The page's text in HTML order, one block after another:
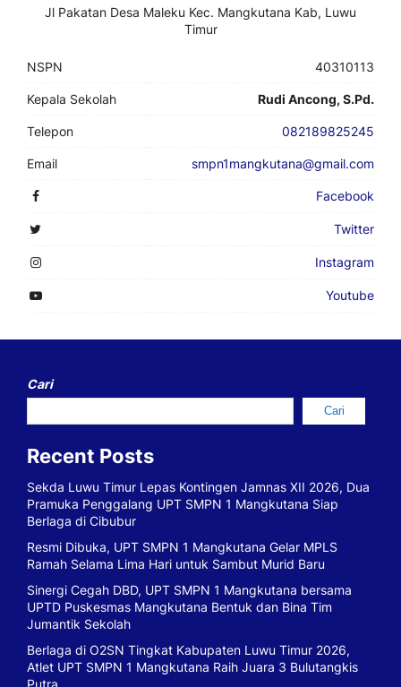
Jl Pakatan Desa Maleku Kec. Mangkutana Kab, Luwu
Timur
NSPN 40310113
Kepala Sekolah Rudi Ancong, S.Pd.
Telepon 082189825245
Email smpn1mangkutana@gmail.com
Facebook
Twitter
Instagram
Youtube
Cari
Cari
Recent Posts
Sekda Luwu Timur Lepas Kontingen Jamnas XII 2026, Dua
Pramuka Penggalang UPT SMPN 1 Mangkutana Siap
Berlaga di Cibubur
Resmi Dibuka, UPT SMPN 1 Mangkutana Gelar MPLS
Ramah Selama Lima Hari untuk Sambut Murid Baru
Sinergi Cegah DBD, UPT SMPN 1 Mangkutana bersama
UPTD Puskesmas Mangkutana Bentuk dan Bina Tim
Jumantik Sekolah
Berlaga di O2SN Tingkat Kabupaten Luwu Timur 2026,
Atlet UPT SMPN 1 Mangkutana Raih Juara 3 Bulutangkis
Putra